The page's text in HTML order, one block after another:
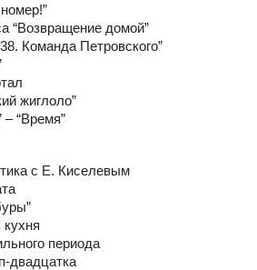
“Возвращение домой”
Команда Петровского”
жиглоло”
– “Время”
с Е. Киселевым
кухня
периода
двадцатка